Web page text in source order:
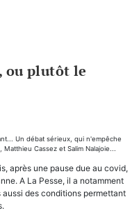
ou plutôt le
Un débat sérieux, qui n'empêche
Cassez et Salim Nalajoie...
après une pause due au covid,
A La Pesse, il a notamment
des conditions permettant